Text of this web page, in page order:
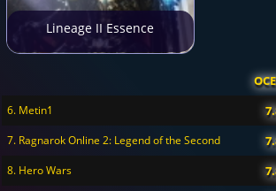
Lineage II Essence
6. Metin1
7. Ragnarok Online 2: Legend of the Second
8. Hero Wars